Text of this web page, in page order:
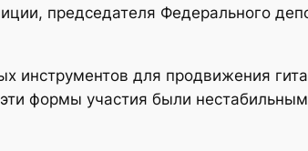
председателя Федерального
инструментов для продвижения
формы участия были